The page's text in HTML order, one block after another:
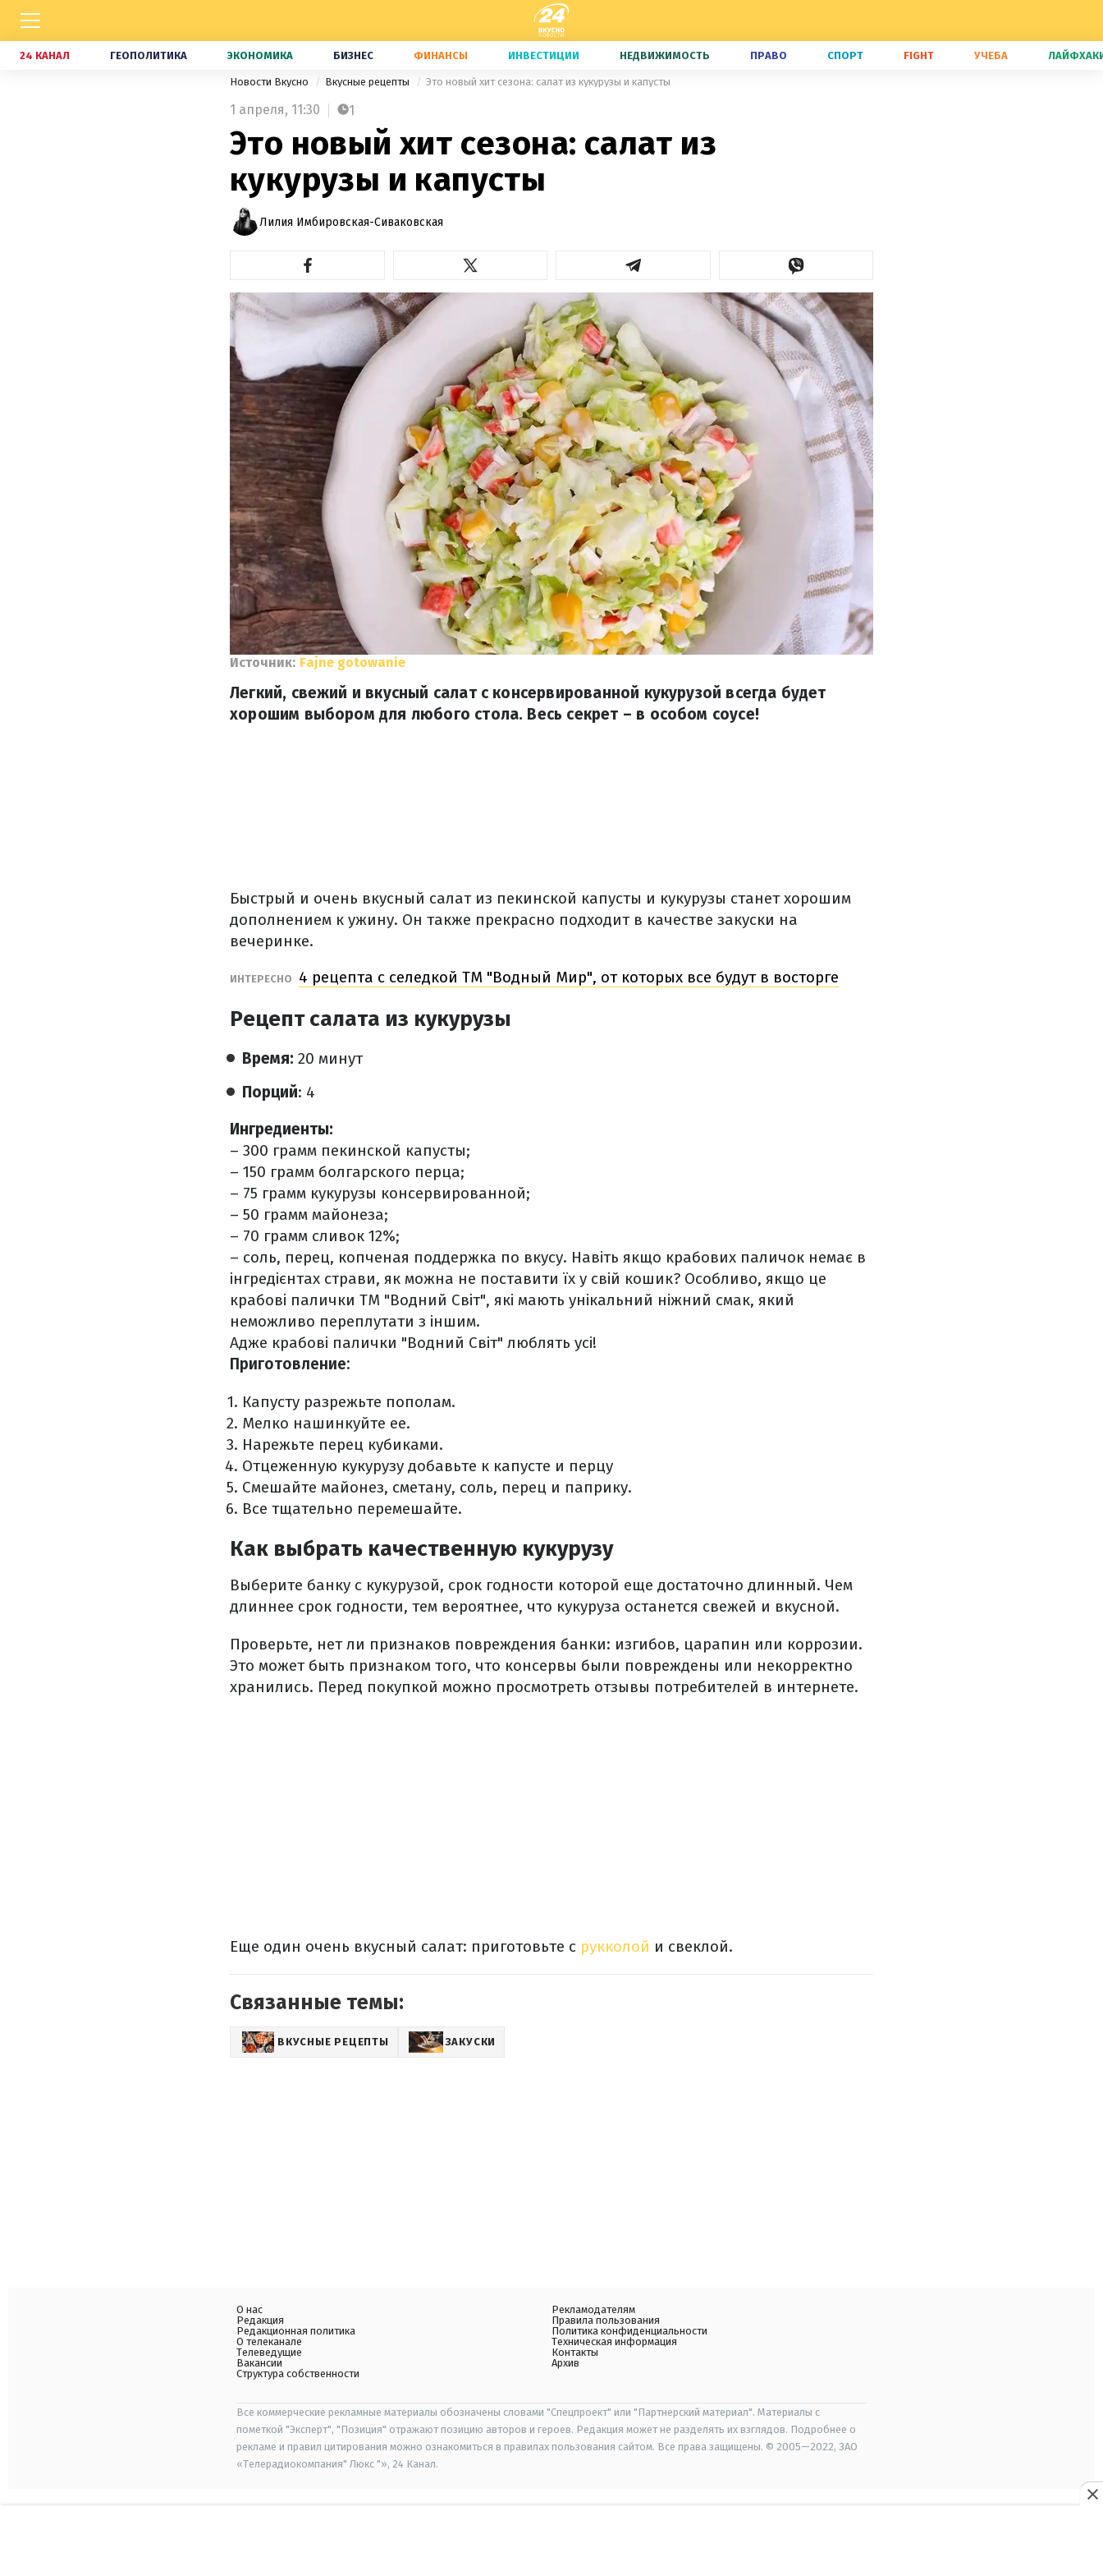
24 КАНАЛ ГЕОПОЛИТИКА ЭКОНОМИКА БИЗНЕС ФИНАНСЫ ИНВЕСТИЦИИ НЕДВИЖИМОСТЬ ПРАВО СПОРТ FIGHT УЧЕБА
Новости Вкусно Вкусные рецепты Это новый хит сезона: салат из кукурузы и капусты
1 апреля, 11:30 1
Это новый хит сезона: салат из
кукурузы и капусты
Лилия Имбировская-Сиваковская
Источник: Fajne gotowanie
Легкий, свежий и вкусный салат с консервированной кукурузой всегда будет
хорошим выбором для любого стола. Весь секрет – в особом соусе!
Быстрый и очень вкусный салат из пекинской капусты и кукурузы станет хорошим
дополнением к ужину. Он также прекрасно подходит в качестве закуски на
вечеринке.
ИНТЕРЕСНО 4 рецепта с селедкой ТМ "Водный Мир", от которых все будут в восторге
Рецепт салата из кукурузы
Время: 20 минут
Порций: 4
Ингредиенты:
– 300 грамм пекинской капусты;
– 150 грамм болгарского перца;
– 75 грамм кукурузы консервированной;
– 50 грамм майонеза;
– 70 грамм сливок 12%;
– соль, перец, копченая поддержка по вкусу. Навіть якщо крабових паличок немає в
інгредієнтах страви, як можна не поставити їх у свій кошик? Особливо, якщо це
крабові палички ТМ "Водний Світ", які мають унікальний ніжний смак, який
неможливо переплутати з іншим.
Адже крабові палички "Водний Світ" люблять усі!
Приготовление:
Капусту разрежьте пополам.
Мелко нашинкуйте ее.
Нарежьте перец кубиками.
Отцеженную кукурузу добавьте к капусте и перцу
Смешайте майонез, сметану, соль, перец и паприку.
Все тщательно перемешайте.
Как выбрать качественную кукурузу
Выберите банку с кукурузой, срок годности которой еще достаточно длинный. Чем
длиннее срок годности, тем вероятнее, что кукуруза останется свежей и вкусной.
Проверьте, нет ли признаков повреждения банки: изгибов, царапин или коррозии.
Это может быть признаком того, что консервы были повреждены или некорректно
хранились. Перед покупкой можно просмотреть отзывы потребителей в интернете.
Еще один очень вкусный салат: приготовьте с рукколой и свеклой.
Связанные темы:
ВКУСНЫЕ РЕЦЕПТЫ ЗАКУСКИ
О нас
Редакция
Редакционная политика
О телеканале
Телеведущие
Вакансии
Структура собственности
Рекламодателям
Правила пользования
Политика конфиденциальности
Техническая информация
Контакты
Архив
Все коммерческие рекламные материалы обозначены словами "Спецпроект" или "Партнерский материал". Материалы с
пометкой "Эксперт", "Позиция" отражают позицию авторов и героев. Редакция может не разделять их взглядов. Подробнее о
рекламе и правил цитирования можно ознакомиться в правилах пользования сайтом. Все права защищены. © 2005—2022, ЗАО
«Телерадиокомпания" Люкс "», 24 Канал.